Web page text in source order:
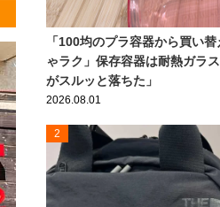
「100均のプラ容器から買い
ゃラク」保存容器は耐熱ガラ
がスルッと落ちた」
2026.08.01
2